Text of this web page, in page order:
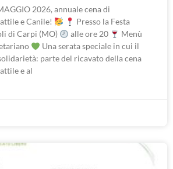
2026, annuale cena di
e Canile!
Presso la Festa
di Carpi (MO)
alle ore 20
Menù
Una serata speciale in cui il
parte del ricavato della cena
e al